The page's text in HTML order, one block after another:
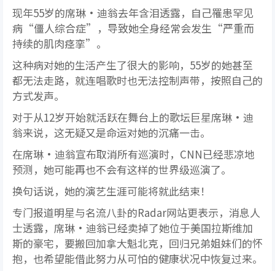
现年55岁的席琳·迪翁去年含泪透露，自己罹患罕见
病“僵人综合症”，导致她全身经常会发生“严重而
持续的肌肉痉挛”。
这种病对她的生活产生了很大的影响，55岁的她甚至
都无法走路，就连唱歌时也无法控制声带，按照自己的
方式发声。
对于从12岁开始就活跃在舞台上的歌坛巨星席琳·迪
翁来说，这无疑又是命运对她的沉痛一击。
在席琳·迪翁宣布取消所有巡演时，CNN已经悲凉地
预测，她可能再也不会有这样的世界级巡演了。
换句话说，她的演艺生涯可能将就此结束！
专门报道明星与名流八卦的Radar网站更表示，消息人
士透露，席琳·迪翁已经卖掉了她位于美国拉斯维加
斯的豪宅，要搬回加拿大魁北克，回归兄弟姐妹们的怀
抱，也希望能借此努力从可怕的健康状况中恢复过来。